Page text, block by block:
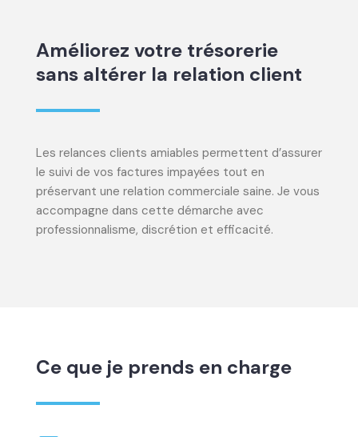
Améliorez votre trésorerie
sans altérer la relation client
Les relances clients amiables permettent d’assurer
le suivi de vos factures impayées tout en
préservant une relation commerciale saine. Je vous
accompagne dans cette démarche avec
professionnalisme, discrétion et efficacité.
Ce que je prends en charge